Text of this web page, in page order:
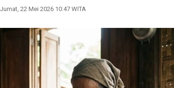
Jumat, 22 Mei 2026 10:47 WITA